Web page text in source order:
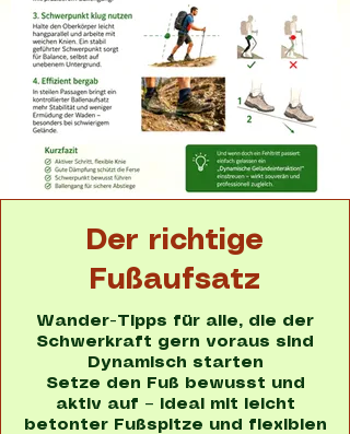
Der richtige
Fußaufsatz
Wander-Tipps für alle, die der
Schwerkraft gern voraus sind
Dynamisch starten
Setze den Fuß bewusst und
aktiv auf – ideal mit leicht
betonter Fußspitze und flexiblen